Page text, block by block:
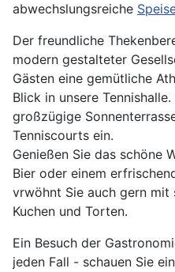
abwechslungsreiche
Der freundliche
modern gestalteter
Gästen eine gemütliche
Blick in unsere
großzügige
Tenniscourts ein.
Genießen Sie das schöne
Bier oder einem
vrwöhnt Sie auch gern mit
Kuchen und Torten.
Ein Besuch der
jeden Fall - schauen Sie